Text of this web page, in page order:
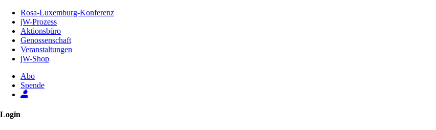
Inhalt
Seite
Rosa-Luxemburg-Konferenz
jW-Prozess
Aktionsbüro
Genossenschaft
Veranstaltungen
jW-Shop
Abo
Spende
Login